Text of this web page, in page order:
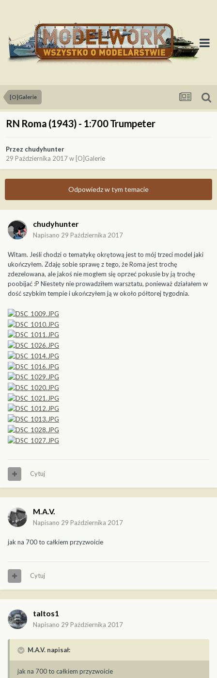
[O]Galerie
RN Roma (1943) - 1:700 Trumpeter
Przez chudyhunter
29 Października 2017w [O]Galerie
Odpowiedz w tym temacie
chudyhunter
Napisano 29 Października 2017
Witam. Jeśli chodzi o tematykę okrętową jest to mój trzeci model jaki
ukończyłem. Zdaję sobie sprawę z tego, że Roma jest trochę
zdezelowana, ale jakoś nie mogłem się oprzeć pokusie by ją trochę
poobijać :P Niestety nie prowadziłem warsztatu, ponieważ działałem w
dość szybkim tempie i ukończyłem ją w około półtorej tygodnia.
Cytuj
M.A.V.
Napisano 29 Października 2017
jak na 700 to całkiem przyzwoicie
Cytuj
taltos1
Napisano 29 Października 2017
M.A.V. napisał:
jak na 700 to całkiem przyzwoicie